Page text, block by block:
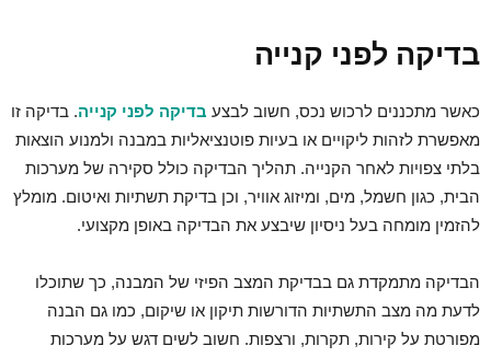
בדיקה לפני קנייה
כאשר מתכננים לרכוש נכס, חשוב לבצע בדיקה לפני קנייה. בדיקה זו
מאפשרת לזהות ליקויים או בעיות פוטנציאליות במבנה ולמנוע הוצאות
בלתי צפויות לאחר הקנייה. תהליך הבדיקה כולל סקירה של מערכות
הבית, כגון חשמל, מים, ומיזוג אוויר, וכן בדיקת תשתיות ואיטום. מומלץ
להזמין מומחה בעל ניסיון שיבצע את הבדיקה באופן מקצועי.
הבדיקה מתמקדת גם בבדיקת המצב הפיזי של המבנה, כך שתוכלו
לדעת מה מצב התשתיות הדורשות תיקון או שיקום, כמו גם הבנה
מפורטת על קירות, תקרות, ורצפות. חשוב לשים דגש על מערכות